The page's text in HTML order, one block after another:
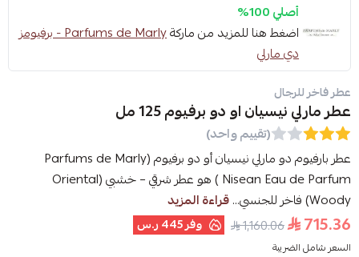
أصلي 100%
اضغط هنا للمزيد من ماركة
Parfums de Marly - برفيومز
دي مارلي
عطر فاخر للرجال
عطر مارلي نيسيان او دو برفيوم 125 مل
(تقييم واحد)
عطر بارفيوم دو مارلي نيسيان أو دو برفيوم (Parfums de Marly
Nisean Eau de Parfum ) هو عطر شرقي – خشبي (Oriental
Woody) فاخر للجنسي...
قراءة المزيد
715.36
1,160.06 وفر445 ر.س
السعر شامل الضريبة